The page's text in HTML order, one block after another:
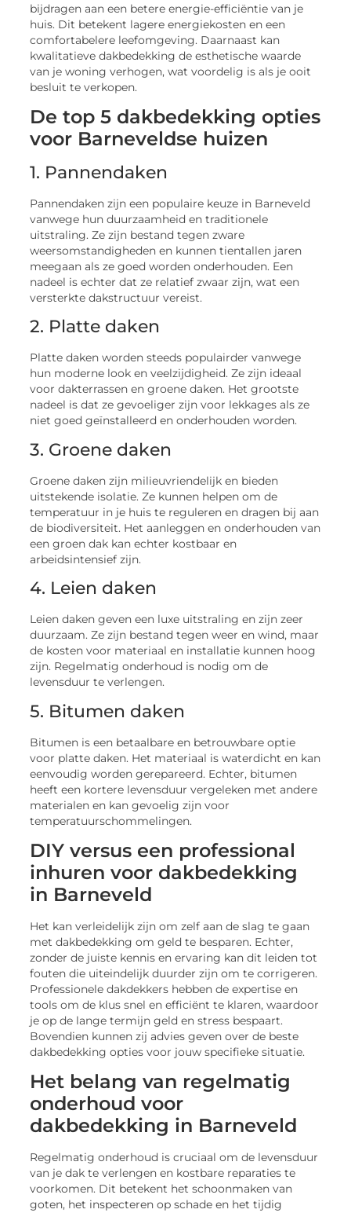
bijdragen aan een betere energie-efficiëntie van je
huis. Dit betekent lagere energiekosten en een
comfortabelere leefomgeving. Daarnaast kan
kwalitatieve dakbedekking de esthetische waarde
van je woning verhogen, wat voordelig is als je ooit
besluit te verkopen.
De top 5 dakbedekking opties
voor Barneveldse huizen
1. Pannendaken
Pannendaken zijn een populaire keuze in Barneveld
vanwege hun duurzaamheid en traditionele
uitstraling. Ze zijn bestand tegen zware
weersomstandigheden en kunnen tientallen jaren
meegaan als ze goed worden onderhouden. Een
nadeel is echter dat ze relatief zwaar zijn, wat een
versterkte dakstructuur vereist.
2. Platte daken
Platte daken worden steeds populairder vanwege
hun moderne look en veelzijdigheid. Ze zijn ideaal
voor dakterrassen en groene daken. Het grootste
nadeel is dat ze gevoeliger zijn voor lekkages als ze
niet goed geïnstalleerd en onderhouden worden.
3. Groene daken
Groene daken zijn milieuvriendelijk en bieden
uitstekende isolatie. Ze kunnen helpen om de
temperatuur in je huis te reguleren en dragen bij aan
de biodiversiteit. Het aanleggen en onderhouden van
een groen dak kan echter kostbaar en
arbeidsintensief zijn.
4. Leien daken
Leien daken geven een luxe uitstraling en zijn zeer
duurzaam. Ze zijn bestand tegen weer en wind, maar
de kosten voor materiaal en installatie kunnen hoog
zijn. Regelmatig onderhoud is nodig om de
levensduur te verlengen.
5. Bitumen daken
Bitumen is een betaalbare en betrouwbare optie
voor platte daken. Het materiaal is waterdicht en kan
eenvoudig worden gerepareerd. Echter, bitumen
heeft een kortere levensduur vergeleken met andere
materialen en kan gevoelig zijn voor
temperatuurschommelingen.
DIY versus een professional
inhuren voor dakbedekking
in Barneveld
Het kan verleidelijk zijn om zelf aan de slag te gaan
met dakbedekking om geld te besparen. Echter,
zonder de juiste kennis en ervaring kan dit leiden tot
fouten die uiteindelijk duurder zijn om te corrigeren.
Professionele dakdekkers hebben de expertise en
tools om de klus snel en efficiënt te klaren, waardoor
je op de lange termijn geld en stress bespaart.
Bovendien kunnen zij advies geven over de beste
dakbedekking opties voor jouw specifieke situatie.
Het belang van regelmatig
onderhoud voor
dakbedekking in Barneveld
Regelmatig onderhoud is cruciaal om de levensduur
van je dak te verlengen en kostbare reparaties te
voorkomen. Dit betekent het schoonmaken van
goten, het inspecteren op schade en het tijdig